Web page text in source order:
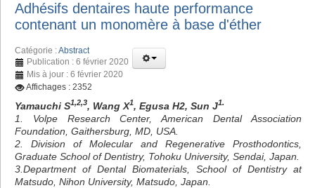
Adhésifs dentaires haute performance
contenant un monomère à base d'éther
Catégorie :Abstract
Publication : 6 février 2020
Mis à jour : 6 février 2020
Affichages : 2352
Yamauchi S1,2,3, Wang X1, Egusa H2, Sun J1.
1. Volpe Research Center, American Dental Association
Foundation, Gaithersburg, MD, USA.
2. Division of Molecular and Regenerative Prosthodontics,
Graduate School of Dentistry, Tohoku University, Sendai, Japan.
3.Department of Dental Biomaterials, School of Dentistry at
Matsudo, Nihon University, Matsudo, Japan.